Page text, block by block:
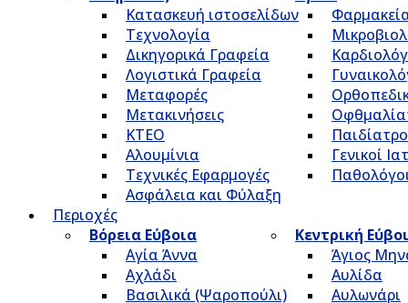
Κατασκευή ιστοσελίδων
Τεχνολογία
Δικηγορικά Γραφεία
Λογιστικά Γραφεία
Μεταφορές
Μετακινήσεις
ΚΤΕΟ
Αλουμίνια
Τεχνικές Εφαρμογές
Ασφάλεια και Φύλαξη
Γενικοί
Περιοχές
Βόρεια Εύβοια
Αγία Άννα
Αχλάδι
Βασιλικά (Ψαροπούλι)
Κεντρική
Άγιος
Αυλίδα
Αυλωνάρι